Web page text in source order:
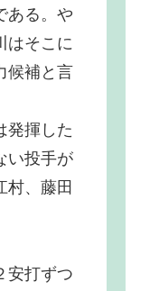
ある。や
はそこに
候補と言
発揮した
い投手が
村、藤田
安打ずつ